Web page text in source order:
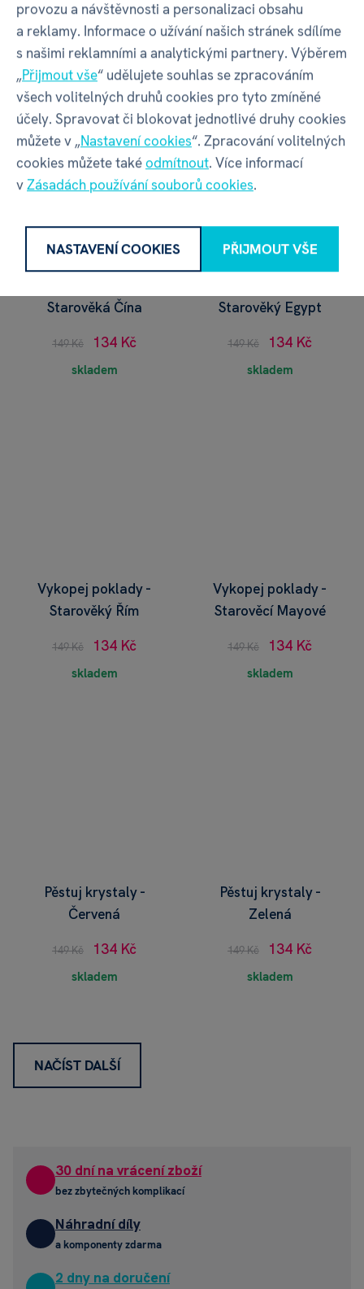
349 Kč 314 Kč
skladem
449 Kč 404 Kč
skladem
Starověká Čína
149 Kč 134 Kč
skladem
Starověký Egypt
149 Kč 134 Kč
skladem
Vykopej poklady -
Starověký Řím
149 Kč 134 Kč
skladem
Vykopej poklady -
Starověcí Mayové
149 Kč 134 Kč
skladem
Pěstuj krystaly -
Červená
149 Kč 134 Kč
skladem
Pěstuj krystaly -
Zelená
149 Kč 134 Kč
skladem
NAČÍST DALŠÍ
30 dní na vrácení zboží
bez zbytečných komplikací
Náhradní díly
a komponenty zdarma
2 dny na doručení
provozu a návštěvnosti a personalizaci obsahu
a reklamy. Informace o užívání našich stránek sdílíme
s našimi reklamními a analytickými partnery. Výběrem
„Přijmout vše“ udělujete souhlas se zpracováním
všech volitelných druhů cookies pro tyto zmíněné
účely. Spravovat či blokovat jednotlivé druhy cookies
můžete v „Nastavení cookies“. Zpracování volitelných
cookies můžete takéodmítnout. Více informací
vZásadách používání souborů cookies.
NASTAVENÍ COOKIES PŘIJMOUT VŠE